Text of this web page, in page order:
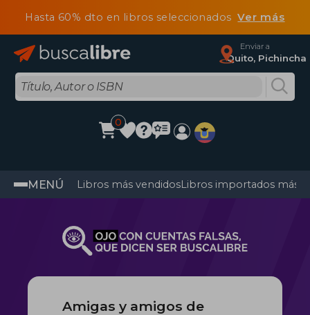
Hasta 60% dto en libros seleccionadosVer más
Enviar a
Quito, Pichincha
0
MENÚ Libros más vendidosLibros importados más
Amigas y amigos de